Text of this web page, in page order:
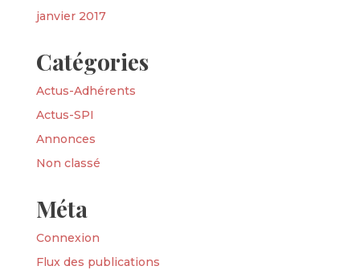
janvier 2017
Catégories
Actus-Adhérents
Actus-SPI
Annonces
Non classé
Méta
Connexion
Flux des publications